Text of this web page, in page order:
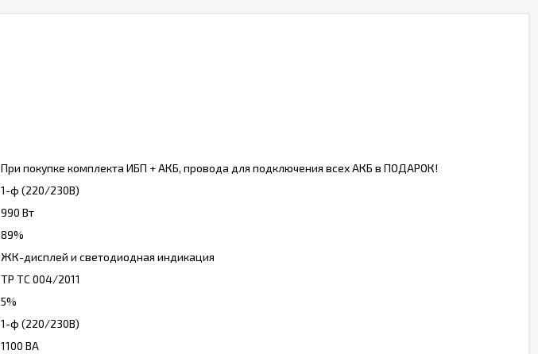
При покупке комплекта ИБП + АКБ, провода для подключения всех АКБ в ПОДАРОК!
1-ф (220/230В)
990 Вт
89%
ЖК-дисплей и светодиодная индикация
ТР ТС 004/2011
5%
1-ф (220/230В)
1100 ВА